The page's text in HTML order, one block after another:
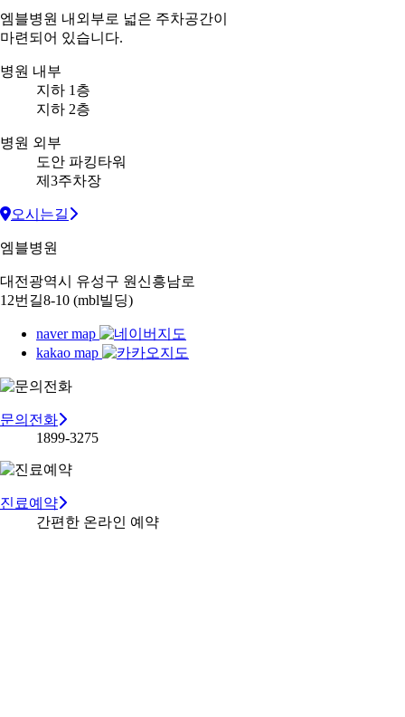
엠블병원 내외부로 넓은 주차공간이
마련되어 있습니다.
병원 내부
지하 1층
지하 2층
병원 외부
도안 파킹타워
제3주차장
오시는길
엠블병원
대전광역시 유성구 원신흥남로
12번길8-10 (mbl빌딩)
naver map
kakao map
문의전화
1899-3275
진료예약
간편한 온라인 예약